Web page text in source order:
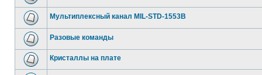
Мультиплексный канал MIL-STD-1553B
Разовые команды
Кристаллы на плате